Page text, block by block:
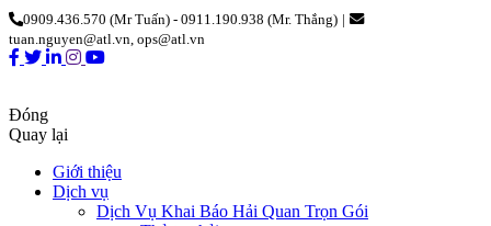
0909.436.570 (Mr Tuấn) - 0911.190.938 (Mr. Thắng) |
tuan.nguyen@atl.vn, ops@atl.vn
Đóng
Quay lại
Giới thiệu
Dịch vụ
Dịch Vụ Khai Báo Hải Quan Trọn Gói